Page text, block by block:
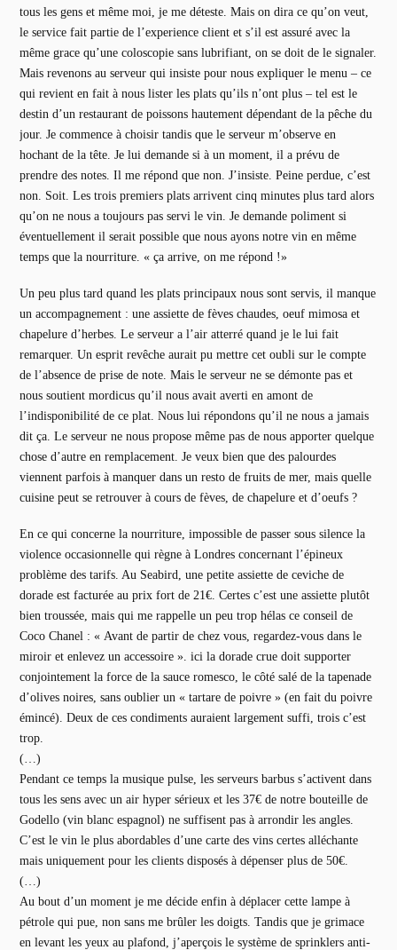
tous les gens et même moi, je me déteste. Mais on dira ce qu’on veut,
le service fait partie de l’experience client et s’il est assuré avec la
même grace qu’une coloscopie sans lubrifiant, on se doit de le signaler.
Mais revenons au serveur qui insiste pour nous expliquer le menu – ce
qui revient en fait à nous lister les plats qu’ils n’ont plus – tel est le
destin d’un restaurant de poissons hautement dépendant de la pêche du
jour. Je commence à choisir tandis que le serveur m’observe en
hochant de la tête. Je lui demande si à un moment, il a prévu de
prendre des notes. Il me répond que non. J’insiste. Peine perdue, c’est
non. Soit. Les trois premiers plats arrivent cinq minutes plus tard alors
qu’on ne nous a toujours pas servi le vin. Je demande poliment si
éventuellement il serait possible que nous ayons notre vin en même
temps que la nourriture. « ça arrive, on me répond !»
Un peu plus tard quand les plats principaux nous sont servis, il manque
un accompagnement : une assiette de fèves chaudes, oeuf mimosa et
chapelure d’herbes. Le serveur a l’air atterré quand je le lui fait
remarquer. Un esprit revêche aurait pu mettre cet oubli sur le compte
de l’absence de prise de note. Mais le serveur ne se démonte pas et
nous soutient mordicus qu’il nous avait averti en amont de
l’indisponibilité de ce plat. Nous lui répondons qu’il ne nous a jamais
dit ça. Le serveur ne nous propose même pas de nous apporter quelque
chose d’autre en remplacement. Je veux bien que des palourdes
viennent parfois à manquer dans un resto de fruits de mer, mais quelle
cuisine peut se retrouver à cours de fèves, de chapelure et d’oeufs ?
En ce qui concerne la nourriture, impossible de passer sous silence la
violence occasionnelle qui règne à Londres concernant l’épineux
problème des tarifs. Au Seabird, une petite assiette de ceviche de
dorade est facturée au prix fort de 21€. Certes c’est une assiette plutôt
bien troussée, mais qui me rappelle un peu trop hélas ce conseil de
Coco Chanel : « Avant de partir de chez vous, regardez-vous dans le
miroir et enlevez un accessoire ». ici la dorade crue doit supporter
conjointement la force de la sauce romesco, le côté salé de la tapenade
d’olives noires, sans oublier un « tartare de poivre » (en fait du poivre
émincé). Deux de ces condiments auraient largement suffi, trois c’est
trop.
(…)
Pendant ce temps la musique pulse, les serveurs barbus s’activent dans
tous les sens avec un air hyper sérieux et les 37€ de notre bouteille de
Godello (vin blanc espagnol) ne suffisent pas à arrondir les angles.
C’est le vin le plus abordables d’une carte des vins certes alléchante
mais uniquement pour les clients disposés à dépenser plus de 50€.
(…)
Au bout d’un moment je me décide enfin à déplacer cette lampe à
pétrole qui pue, non sans me brûler les doigts. Tandis que je grimace
en levant les yeux au plafond, j’aperçois le système de sprinklers anti-